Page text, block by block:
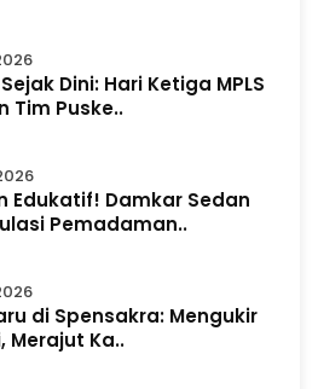
Dini: Hari Ketiga MPLS
Tim Puske..
Edukatif! Damkar Sedan
Pemadaman..
di Spensakra: Mengukir
Merajut Ka..